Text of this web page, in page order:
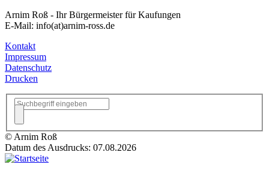
Arnim Roß - Ihr Bürgermeister für Kaufungen
E-Mail: info(at)arnim-ross.de
Kontakt
Impressum
Datenschutz
Drucken
© Arnim Roß
Datum des Ausdrucks: 07.08.2026